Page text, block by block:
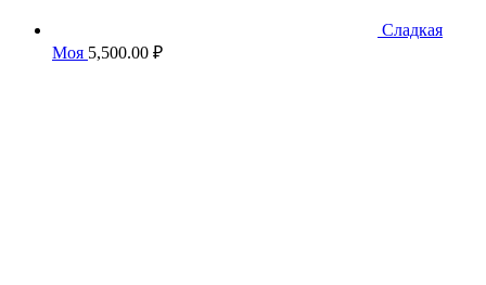
Сладкая
Моя 5,500.00 ₽